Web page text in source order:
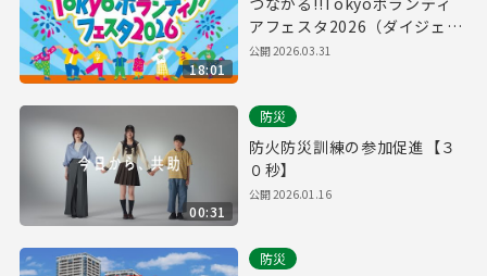
18:01
アフェスタ2026（ダイジェス
ト版）
公開2026.03.31
00:31
防災
防火防災訓練の参加促進【３
０秒】
公開2026.01.16
防災